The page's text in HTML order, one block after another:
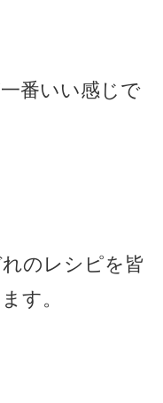
番いい感じで
のレシピを皆
す。